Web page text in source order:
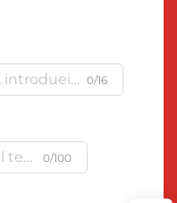
0/16
0/100